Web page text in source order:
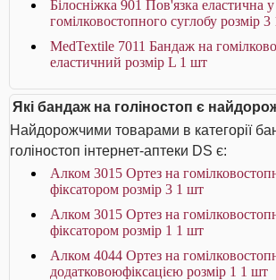
Білосніжка 901 Пов'язка еластична
гомілковостопного суглобу розмір
MedTextile 7011 Бандаж на
еластичний розмір L 1 шт
Які бандаж на голіностоп є
Найдорожчими товарами в категорії
голіностоп інтернет-аптеки DS є:
Алком 3015 Ортез на
фіксатором розмір 3 1 шт
Алком 3015 Ортез на
фіксатором розмір 1 1 шт
Алком 4044 Ортез на
додатковоюфіксацією розмір 1 1 шт